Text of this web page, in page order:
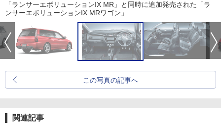
「ランサーエボリューションIX MR」と同時に追加発売された「ラ
ンサーエボリューションIX MRワゴン」
この写真の記事へ
関連記事